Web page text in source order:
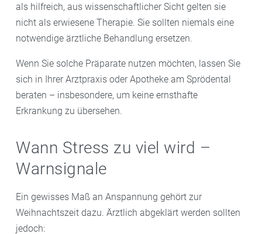
als hilfreich, aus wissenschaftlicher Sicht gelten sie
nicht als erwiesene Therapie. Sie sollten niemals eine
notwendige ärztliche Behandlung ersetzen.
Wenn Sie solche Präparate nutzen möchten, lassen Sie
sich in Ihrer Arztpraxis oder Apotheke am Sprödental
beraten – insbesondere, um keine ernsthafte
Erkrankung zu übersehen.
Wann Stress zu viel wird –
Warnsignale
Ein gewisses Maß an Anspannung gehört zur
Weihnachtszeit dazu. Ärztlich abgeklärt werden sollten
jedoch: